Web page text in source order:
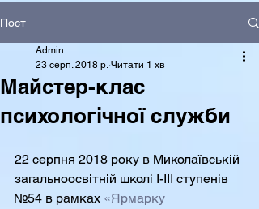
Пост
Майстер-клас
психологічної служби
Admin
23 серп. 2018 р. Читати 1 хв
22 серпня 2018 року в Миколаївській
загальноосвітній школі І-ІІІ ступенів
№54 в рамках «Ярмарку